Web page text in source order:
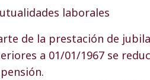
laborales
de la prestación de
a 01/01/1967 se